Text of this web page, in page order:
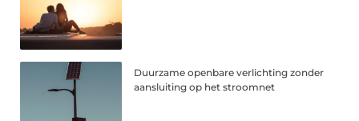
Duurzame openbare verlichting zonder
aansluiting op het stroomnet